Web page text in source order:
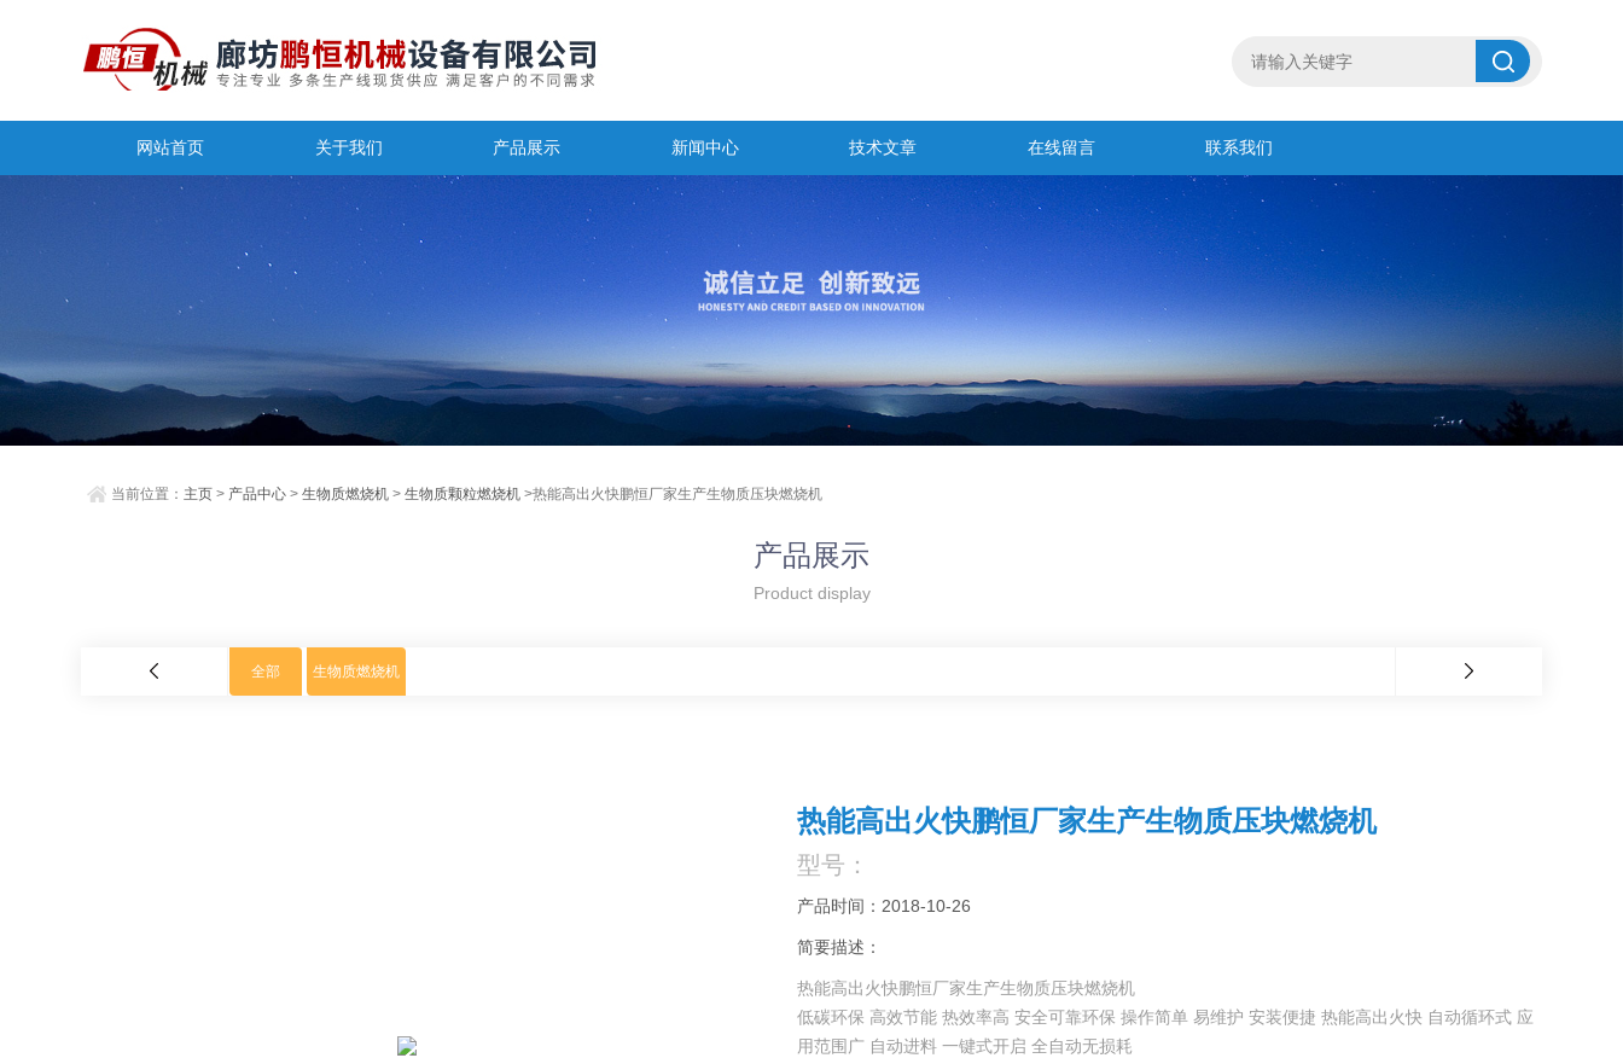
网站首页 关于我们 产品展示 新闻中心 技术文章 在线留言 联系我们
当前位置： 主页 > 产品中心 >生物质燃烧机 >生物质颗粒燃烧机 >热能高出火快鹏恒厂家生产生物质压块燃烧机
产品展示
Product display
全部 生物质燃烧机
热能高出火快鹏恒厂家生产生物质压块燃烧机
型号：
产品时间：2018-10-26
简要描述：
热能高出火快鹏恒厂家生产生物质压块燃烧机
低碳环保 高效节能 热效率高 安全可靠环保 操作简单 易维护 安装便捷 热能高出火快 自动循环式 应
用范围广 自动进料 一键式开启 全自动无损耗